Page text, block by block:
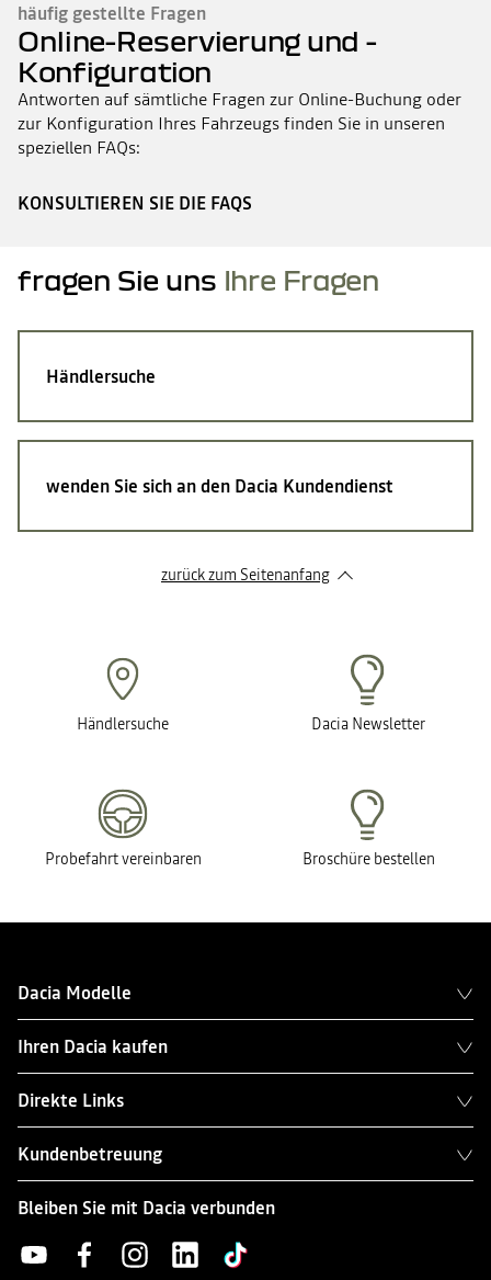
häufig gestellte Fragen
Online-Reservierung und -
Konfiguration
Antworten auf sämtliche Fragen zur Online-Buchung oder
zur Konfiguration Ihres Fahrzeugs finden Sie in unseren
speziellen FAQs:
KONSULTIEREN SIE DIE FAQS
fragen Sie uns Ihre Fragen
Händlersuche
wenden Sie sich an den Dacia Kundendienst
zurück zum Seitenanfang
Händlersuche Dacia Newsletter
Probefahrt vereinbaren Broschüre bestellen
Dacia Modelle
Ihren Dacia kaufen
Direkte Links
Kundenbetreuung
Bleiben Sie mit Dacia verbunden